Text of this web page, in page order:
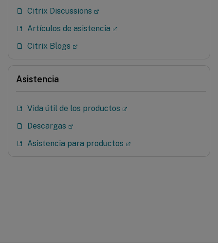
Citrix Discussions
Artículos de asistencia
Citrix Blogs
Asistencia
Vida útil de los productos
Descargas
Asistencia para productos